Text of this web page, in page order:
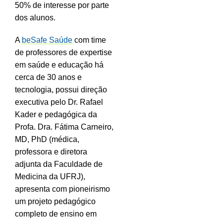
50% de interesse por parte
dos alunos.
A beSafe Saúde com time
de professores de expertise
em saúde e educação há
cerca de 30 anos e
tecnologia, possui direção
executiva pelo Dr. Rafael
Kader e pedagógica da
Profa. Dra. Fátima Carneiro,
MD, PhD (médica,
professora e diretora
adjunta da Faculdade de
Medicina da UFRJ),
apresenta com pioneirismo
um projeto pedagógico
completo de ensino em